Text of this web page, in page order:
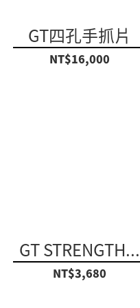
GT四孔手抓片
NT$16,000
GT STRENGTH...
NT$3,680